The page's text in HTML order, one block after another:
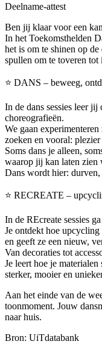
Deelname-attest
Ben jij klaar voor een
In het Toekomsthelden
het is om te shinen op
spullen om te toveren tot
⭐ DANS – beweeg,
In de dans sessies leer
choreografieën.
We gaan
zoeken en vooral:
Soms dans je alleen,
waarop jij kan laten zien
Dans wordt hier: durven,
⭐ RECREATE –
In de REcreate sessies
Je ontdekt hoe
en geeft ze een nieuw,
Van decoraties tot
Je leert hoe je
sterker, mooier en
Aan het einde van de
toonmoment. Jouw
naar huis.
Bron: UiTdatabank